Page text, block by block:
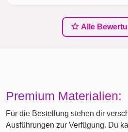
Alle
Premium Materialien:
Für die Bestellung stehen dir
Ausführungen zur Verfügung. Du